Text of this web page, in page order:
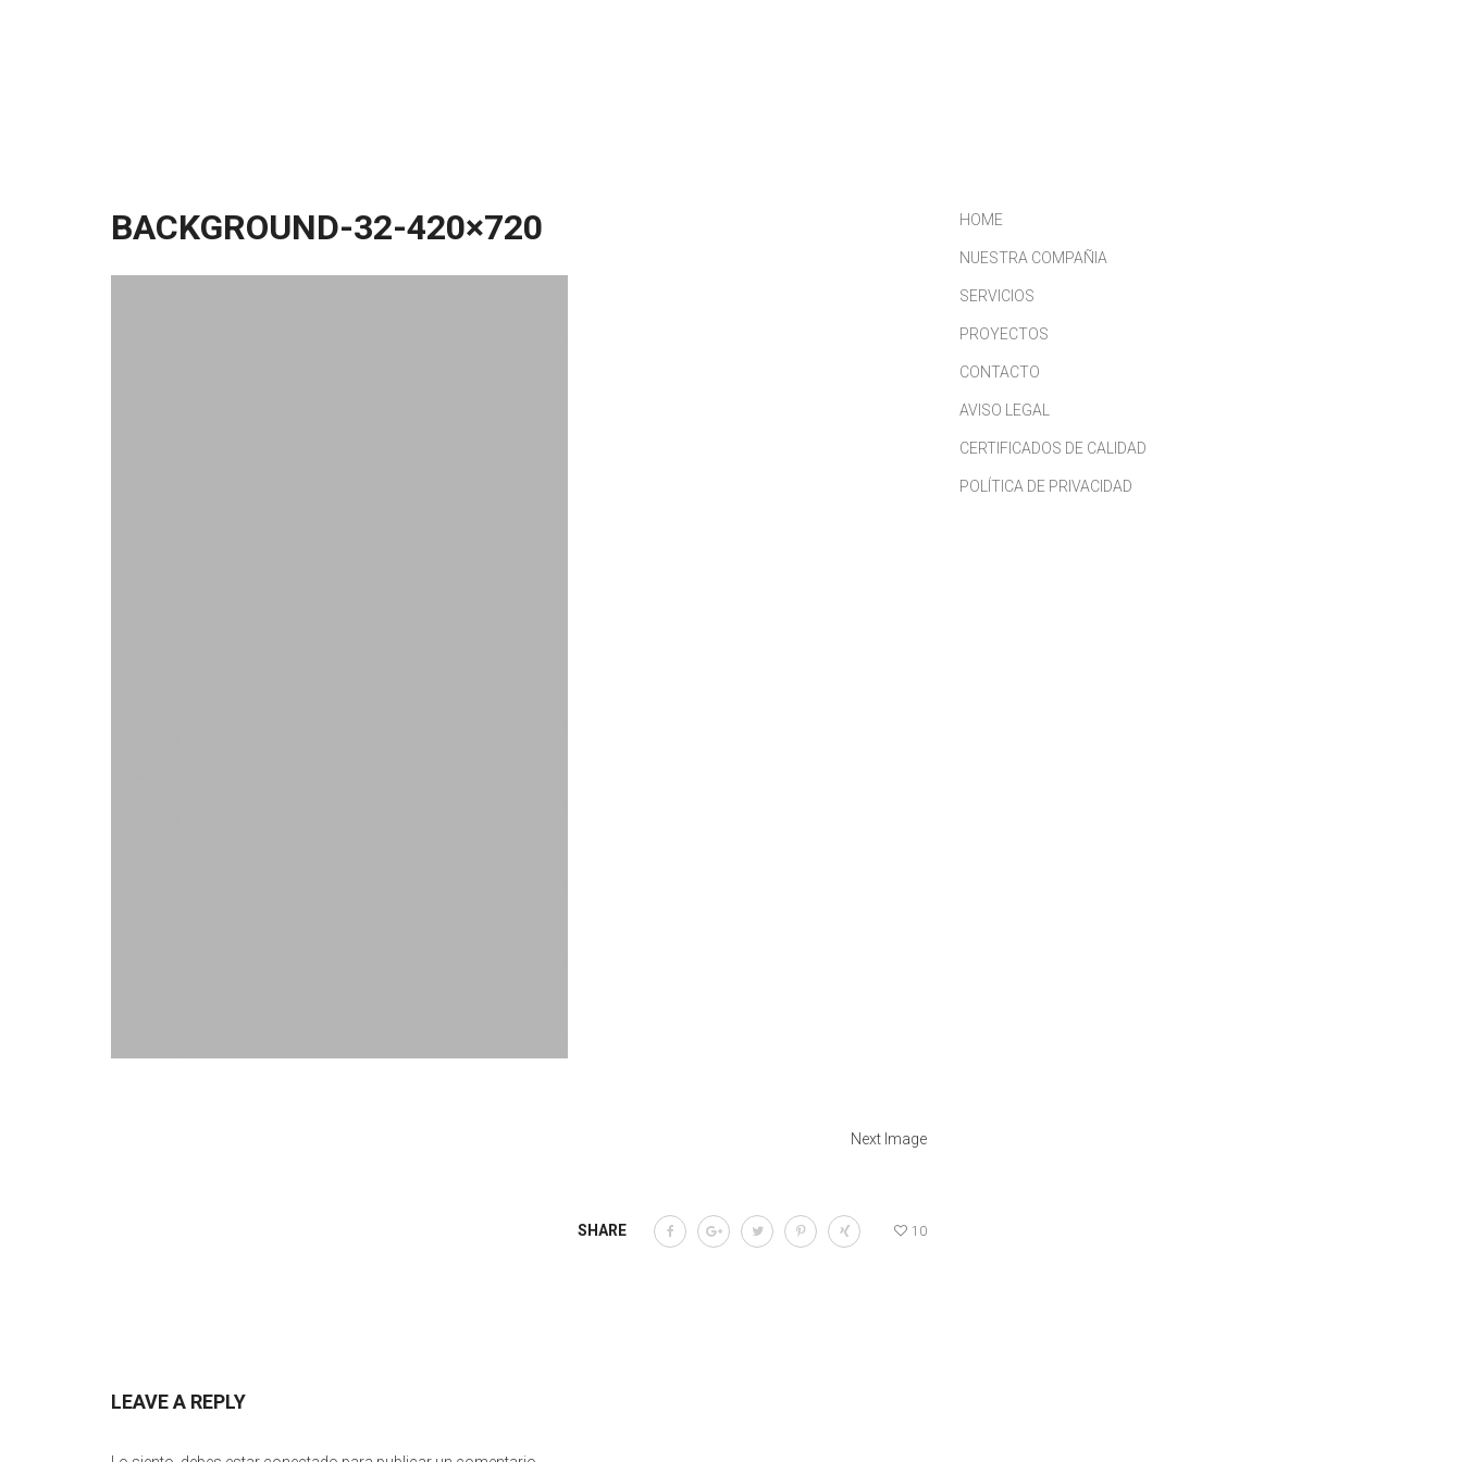
BACKGROUND-32-420×720
Next Image
SHARE 10
LEAVE A REPLY
HOME
NUESTRA COMPAÑIA
SERVICIOS
PROYECTOS
CONTACTO
AVISO LEGAL
CERTIFICADOS DE CALIDAD
POLÍTICA DE PRIVACIDAD